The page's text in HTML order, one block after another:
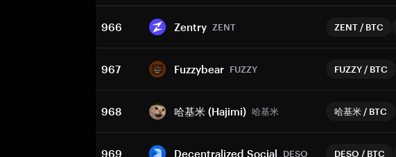
966 Zentry ZENT ZENT / BTC
967 Fuzzybear FUZZY FUZZY / BTC
968 哈基米 (Hajimi) 哈基米 哈基米 / BTC
969 Decentralized Social DESO DESO / BTC